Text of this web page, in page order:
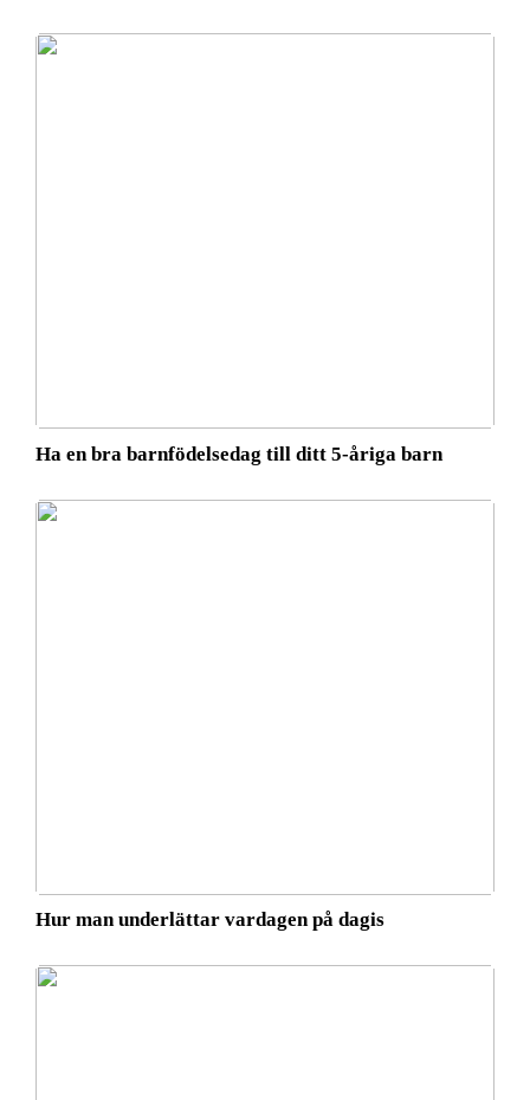
Ha en bra barnfödelsedag till ditt 5-åriga barn
Hur man underlättar vardagen på dagis